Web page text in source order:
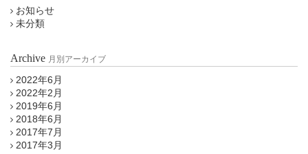
お知らせ
未分類
Archive 月別アーカイブ
2022年6月
2022年2月
2019年6月
2018年6月
2017年7月
2017年3月